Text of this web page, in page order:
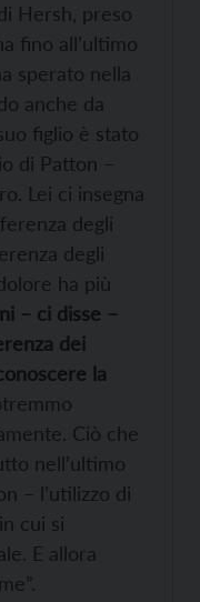
Hersh, preso
fino all’ultimo
sperato nella
anche da
figlio è stato
di Patton –
Lei ci insegna
degli
degli
ha più
– ci disse –
dei
la
Ciò che
nell’ultimo
– l’utilizzo di
cui si
E allora